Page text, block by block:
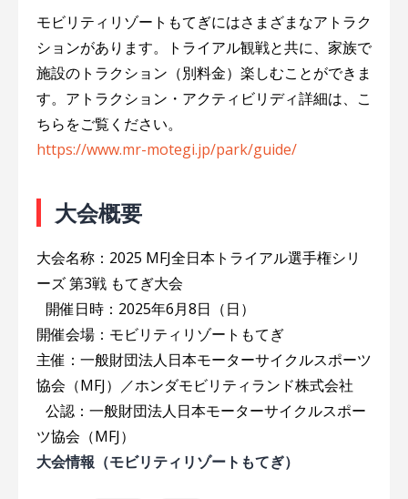
モビリティリゾートもてぎにはさまざまなアトラク
ションがあります。トライアル観戦と共に、家族で
施設のトラクション（別料金）楽しむことができま
す。アトラクション・アクティビリディ詳細は、こ
ちらをご覧ください。
https://www.mr-motegi.jp/park/guide/
大会概要
大会名称：2025 MFJ全日本トライアル選手権シリ
ーズ 第3戦 もてぎ大会
開催日時：2025年6月8日（日）
開催会場：モビリティリゾートもてぎ
主催：一般財団法人日本モーターサイクルスポーツ
協会（MFJ）／ホンダモビリティランド株式会社
公認：一般財団法人日本モーターサイクルスポー
ツ協会（MFJ）
大会情報（モビリティリゾートもてぎ）